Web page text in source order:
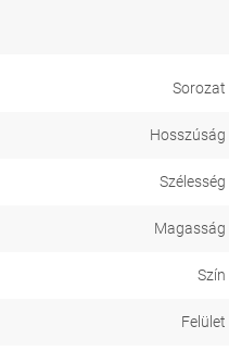
Sorozat
Hosszúság
Szélesség
Magasság
Szín
Felület